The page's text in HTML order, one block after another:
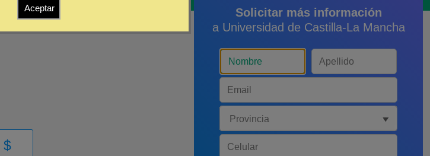
$
Solicitar más información
a Universidad de Castilla-La Mancha
Aceptar